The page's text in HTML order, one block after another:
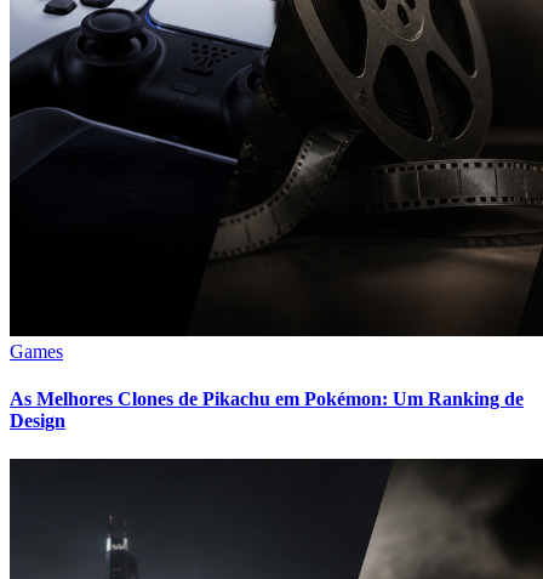
Games
As Melhores Clones de Pikachu em Pokémon: Um Ranking de
Design